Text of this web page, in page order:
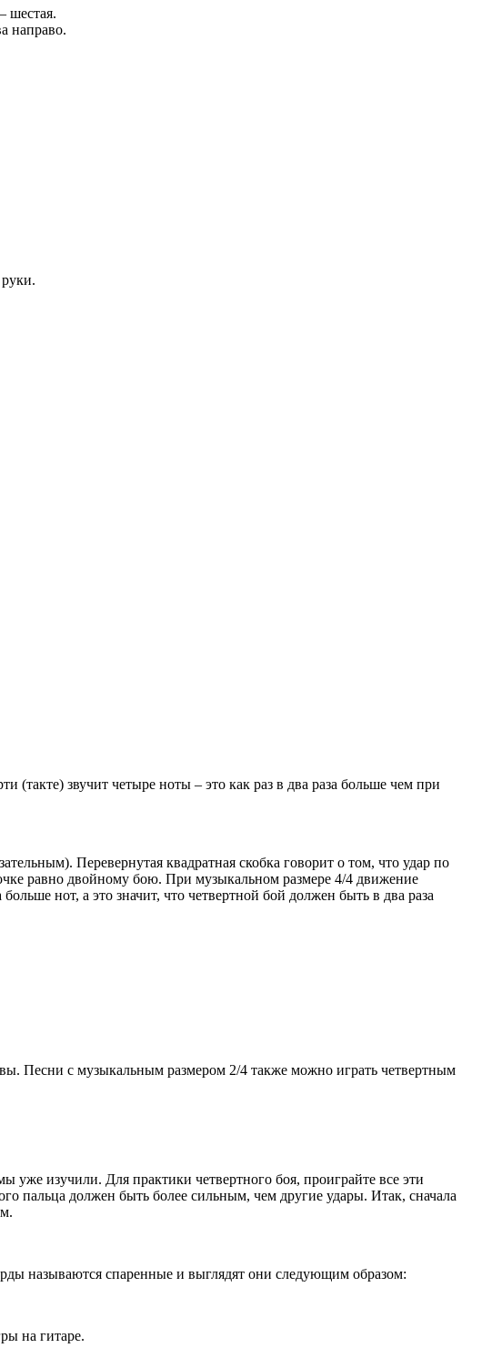
шестая.
направо.
(такте) звучит четыре ноты – это как раз в два раза больше чем при
Перевернутая квадратная скобка говорит о том, что удар по
равно двойному бою. При музыкальном размере 4/4 движение
нот, а это значит, что четвертной бой должен быть в два раза
Песни с музыкальным размером 2/4 также можно играть четвертным
изучили. Для практики четвертного боя, проиграйте все эти
пальца должен быть более сильным, чем другие удары. Итак, сначала
называются спаренные и выглядят они следующим образом:
на гитаре.